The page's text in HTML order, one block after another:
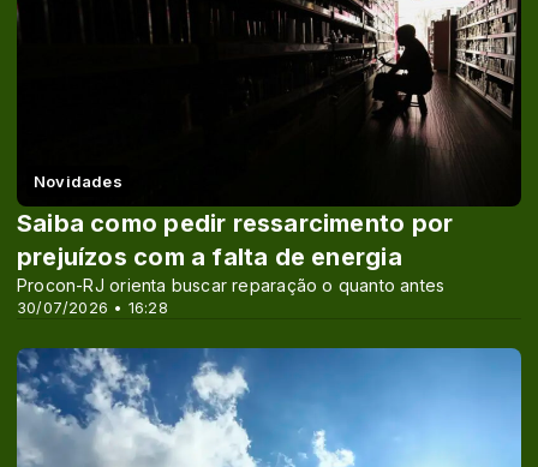
Novidades
30/07/2026 • 16:28
Saiba como pedir ressarcimento por
prejuízos com a falta de energia
Procon-RJ orienta buscar reparação o quanto antes